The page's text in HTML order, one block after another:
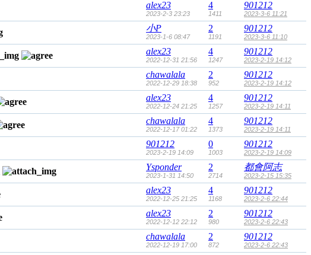
alex23
2023-2-3 23:23
4
1411
901212
2023-3-6 11:21
小P
2023-1-6 08:47
2
1191
901212
2023-3-6 11:10
alex23
2022-12-31 21:56
4
1247
901212
2023-2-19 14:12
chawalala
2022-12-29 18:38
2
952
901212
2023-2-19 14:12
alex23
2022-12-24 21:25
4
1257
901212
2023-2-19 14:11
chawalala
2022-12-17 01:22
4
1373
901212
2023-2-19 14:11
901212
2023-2-19 14:09
0
1003
901212
2023-2-19 14:09
Ysponder
2023-1-31 14:50
2
2714
都會阿志
2023-2-15 15:35
alex23
2022-12-25 21:25
4
1168
901212
2023-2-6 22:44
alex23
2022-12-12 22:12
2
980
901212
2023-2-6 22:43
chawalala
2022-12-19 17:00
2
872
901212
2023-2-6 22:43